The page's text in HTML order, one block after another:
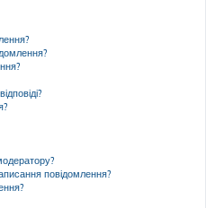
повідомлення?